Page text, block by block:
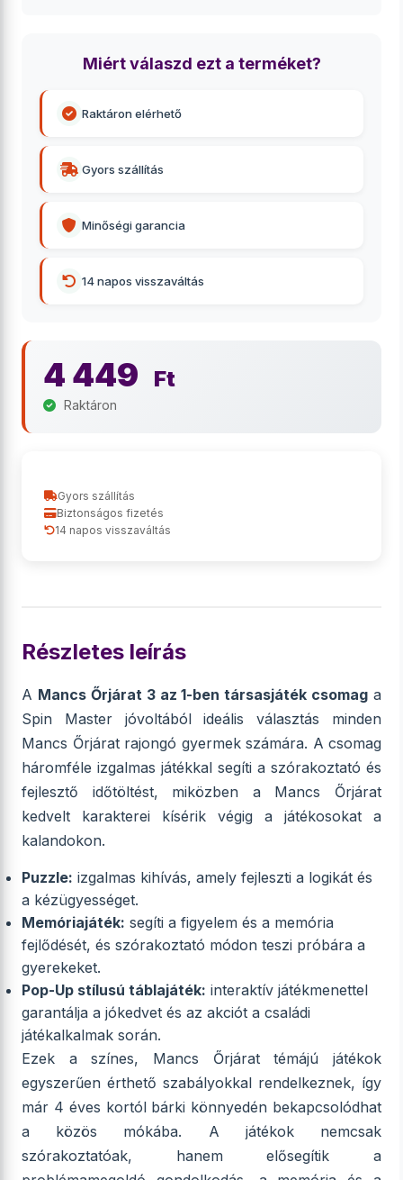
Miért válaszd ezt a terméket?
Raktáron elérhető
Gyors szállítás
Minőségi garancia
14 napos visszaváltás
4 449 Ft
Raktáron
Gyors szállítás
Biztonságos fizetés
14 napos visszaváltás
Részletes leírás
A Mancs Őrjárat 3 az 1-ben társasjáték csomag a
Spin Master jóvoltából ideális választás minden
Mancs Őrjárat rajongó gyermek számára. A csomag
háromféle izgalmas játékkal segíti a szórakoztató és
fejlesztő időtöltést, miközben a Mancs Őrjárat
kedvelt karakterei kísérik végig a játékosokat a
kalandokon.
Puzzle: izgalmas kihívás, amely fejleszti a logikát és
a kézügyességet.
Memóriajáték: segíti a figyelem és a memória
fejlődését, és szórakoztató módon teszi próbára a
gyerekeket.
Pop-Up stílusú táblajáték: interaktív játékmenettel
garantálja a jókedvet és az akciót a családi
játékalkalmak során.
Ezek a színes, Mancs Őrjárat témájú játékok
egyszerűen érthető szabályokkal rendelkeznek, így
már 4 éves kortól bárki könnyedén bekapcsolódhat
a közös mókába. A játékok nemcsak
szórakoztatóak, hanem elősegítik a